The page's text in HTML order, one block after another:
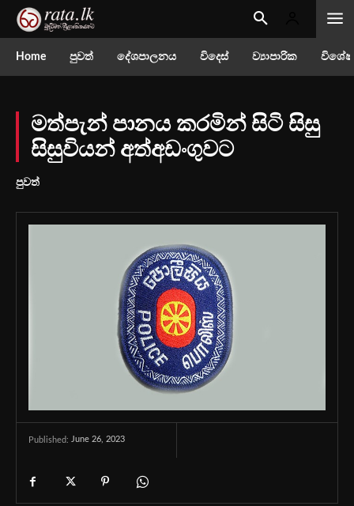
Home පුවත් දේශපාලනය විදෙස් ව්‍යාපාරික
මත්පැන් පානය කරමින් සිටි සිසු
සිසුවියන් අත්අඩංගුවට
පුවත්
Published: June 26, 2023